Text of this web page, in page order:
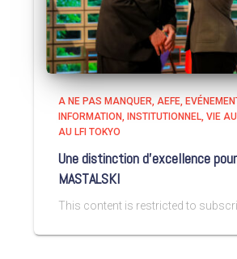
A NE PAS MANQUER AEFE
INFORMATION
INSTITUTIONNEL VIE
AU LFI TOKYO
Une distinction d’excellence
MASTALSKI
This content is restricted to